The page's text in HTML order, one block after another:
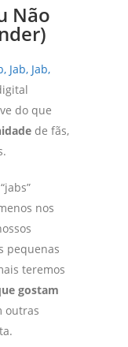
Não
Jab, Jab,
do que
de fãs,
nos
pequenas
teremos
gostam
outras